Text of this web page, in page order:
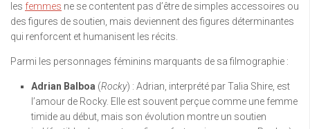
les femmes ne se contentent pas d’être de simples accessoires ou
des figures de soutien, mais deviennent des figures déterminantes
qui renforcent et humanisent les récits.
Parmi les personnages féminins marquants de sa filmographie :
Adrian Balboa (Rocky) : Adrian, interprété par Talia Shire, est
l’amour de Rocky. Elle est souvent perçue comme une femme
timide au début, mais son évolution montre un soutien